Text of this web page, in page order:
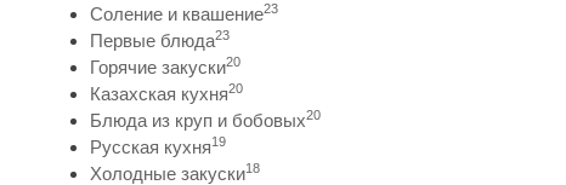
Соление и квашение23
Первые блюда23
Горячие закуски20
Казахская кухня20
Блюда из круп и бобовых20
Русская кухня19
Холодные закуски18